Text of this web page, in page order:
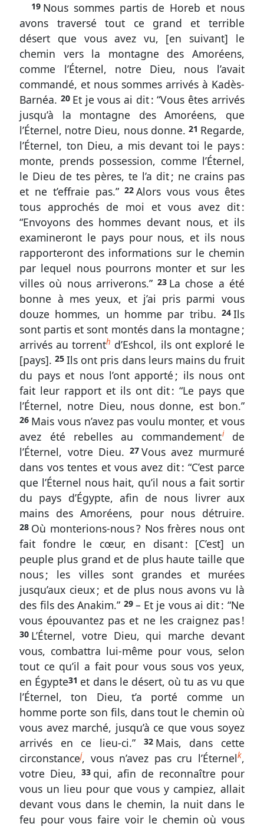
19 Nous sommes partis de Horeb et nous
avons traversé tout ce grand et terrible
désert que vous avez vu, [en suivant] le
chemin vers la montagne des Amoréens,
comme l’Éternel, notre Dieu, nous l’avait
commandé, et nous sommes arrivés à Kadès-
Barnéa. 20 Et je vous ai dit : “Vous êtes arrivés
jusqu’à la montagne des Amoréens, que
l’Éternel, notre Dieu, nous donne. 21 Regarde,
l’Éternel, ton Dieu, a mis devant toi le pays :
monte, prends possession, comme l’Éternel,
le Dieu de tes pères, te l’a dit ; ne crains pas
et ne t’effraie pas.”22 Alors vous vous êtes
tous approchés de moi et vous avez dit :
“Envoyons des hommes devant nous, et ils
examineront le pays pour nous, et ils nous
rapporteront des informations sur le chemin
par lequel nous pourrons monter et sur les
villes où nous arriverons.”23 La chose a été
bonne à mes yeux, et j’ai pris parmi vous
douze hommes, un homme par tribu. 24 Ils
sont partis et sont montés dans la montagne ;
arrivés au torrenth d’Eshcol, ils ont exploré le
[pays].25 Ils ont pris dans leurs mains du fruit
du pays et nous l’ont apporté ; ils nous ont
fait leur rapport et ils ont dit : “Le pays que
l’Éternel, notre Dieu, nous donne, est bon.”
26 Mais vous n’avez pas voulu monter, et vous
avez été rebelles au commandementide
l’Éternel, votre Dieu.27 Vous avez murmuré
dans vos tentes et vous avez dit : “C’est parce
que l’Éternel nous hait, qu’il nous a fait sortir
du pays d’Égypte, afin de nous livrer aux
mains des Amoréens, pour nous détruire.
28 Où monterions-nous ? Nos frères nous ont
fait fondre le cœur, en disant : [C’est] un
peuple plus grand et de plus haute taille que
nous ; les villes sont grandes et murées
jusqu’aux cieux ; et de plus nous avons vu là
des fils des Anakim.” 29 – Et je vous ai dit : “Ne
vous épouvantez pas et ne les craignez pas !
30 L’Éternel, votre Dieu, qui marche devant
vous, combattra lui-même pour vous, selon
tout ce qu’il a fait pour vous sous vos yeux,
en Égypte31 et dans le désert, où tu as vu que
l’Éternel, ton Dieu, t’a porté comme un
homme porte son fils, dans tout le chemin où
vous avez marché, jusqu’à ce que vous soyez
arrivés en ce lieu-ci.”
32 Mais, dans cette
circonstancej, vous n’avez pas cru l’Éternelk,
votre Dieu,33 qui, afin de reconnaître pour
vous un lieu pour que vous y campiez, allait
devant vous dans le chemin, la nuit dans le
feu pour vous faire voir le chemin où vous
Glossaire
Signes
&
Abréviations
Écarts
de
numérotation
Autres
supports
Exemplaire
papier
Télécharger
Nous
contacter
Signaler
une
erreur
Participer
aux
coûts
du
site